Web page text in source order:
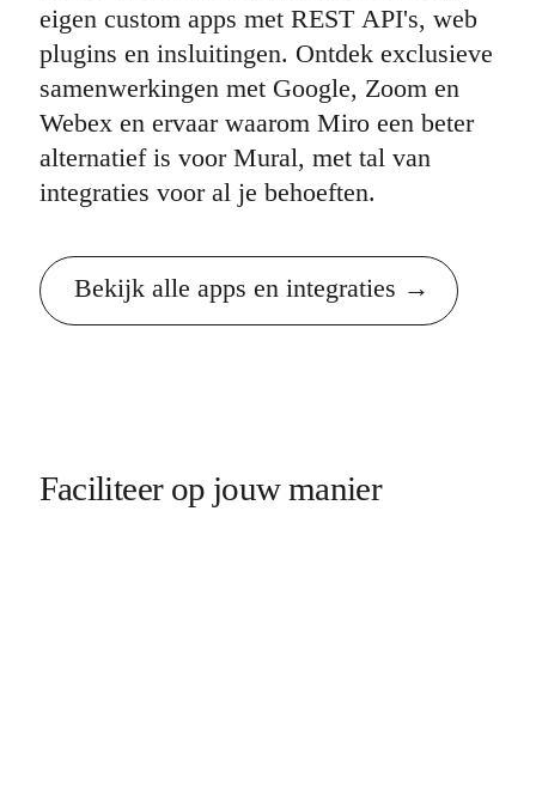
eigen custom apps met REST API's, web
plugins en insluitingen. Ontdek exclusieve
samenwerkingen met Google, Zoom en
Webex en ervaar waarom Miro een beter
alternatief is voor Mural, met tal van
integraties voor al je behoeften.
Bekijk alle apps en integraties
Faciliteer op jouw manier